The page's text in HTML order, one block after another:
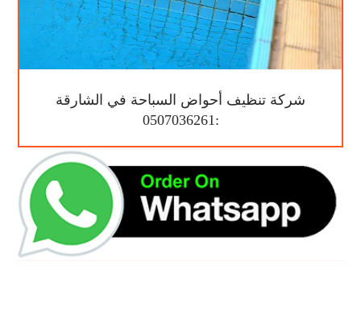
شركة تنظيف أحواض السباحة في الشارقة
:0507036261